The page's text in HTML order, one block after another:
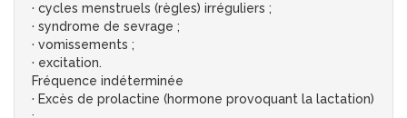
· cycles menstruels (règles) irréguliers ;
· syndrome de sevrage ;
· vomissements ;
· excitation.
Fréquence indéterminée
· Excès de prolactine (hormone provoquant la lactation)